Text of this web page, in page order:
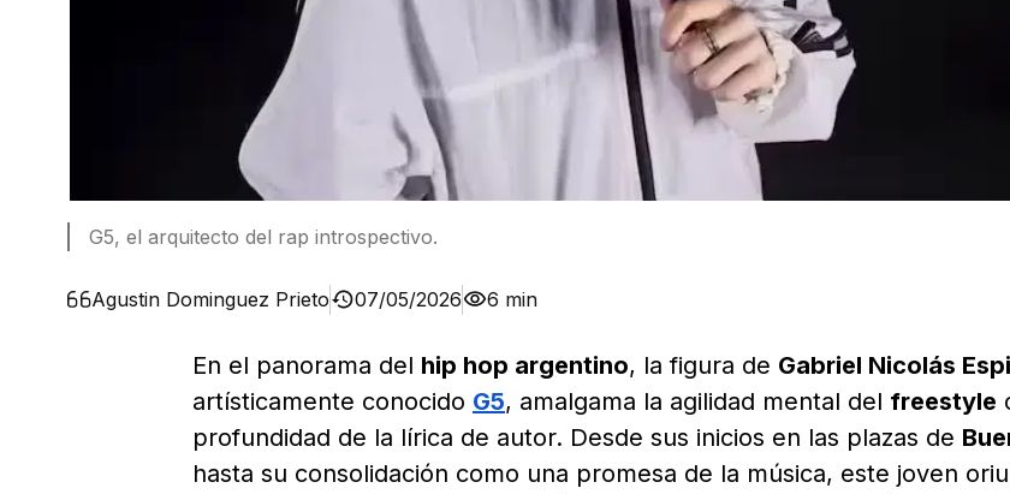
G5, el arquitecto del rap introspectivo.
Agustin Dominguez Prieto 07/05/2026 6 min
En el panorama del hip hop argentino, la figura de Gabriel Nicolás
artísticamente conocido G5, amalgama la agilidad mental del freestyle
profundidad de la lírica de autor. Desde sus inicios en las plazas de
hasta su consolidación como una promesa de la música, este joven